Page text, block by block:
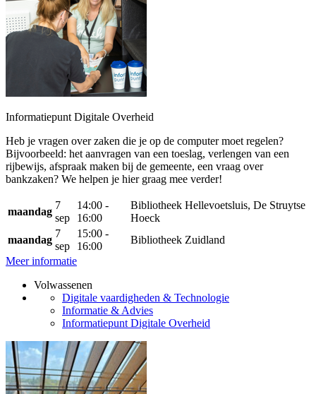
Informatiepunt Digitale Overheid
Heb je vragen over zaken die je op de computer moet regelen?
Bijvoorbeeld: het aanvragen van een toeslag, verlengen van een
rijbewijs, afspraak maken bij de gemeente, een vraag over
bankzaken? We helpen je hier graag mee verder!
maandag
7
sep
14:00 -
16:00
Bibliotheek Hellevoetsluis, De Struytse
Hoeck
maandag
7
sep
15:00 -
16:00
Bibliotheek Zuidland
Meer informatie
Volwassenen
Digitale vaardigheden & Technologie
Informatie & Advies
Informatiepunt Digitale Overheid